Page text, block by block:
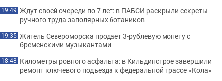
19:49 Ждут своей очереди по 7 лет: в ПАБСИ раскрыли секреты
ручного труда заполярных ботаников
19:35 Житель Североморска продает 3-рублевую монету с
бременскими музыкантами
18:48 Километры ровного асфальта: в Кильдинстрое завершили
ремонт ключевого подъезда к федеральной трассе «Кола»